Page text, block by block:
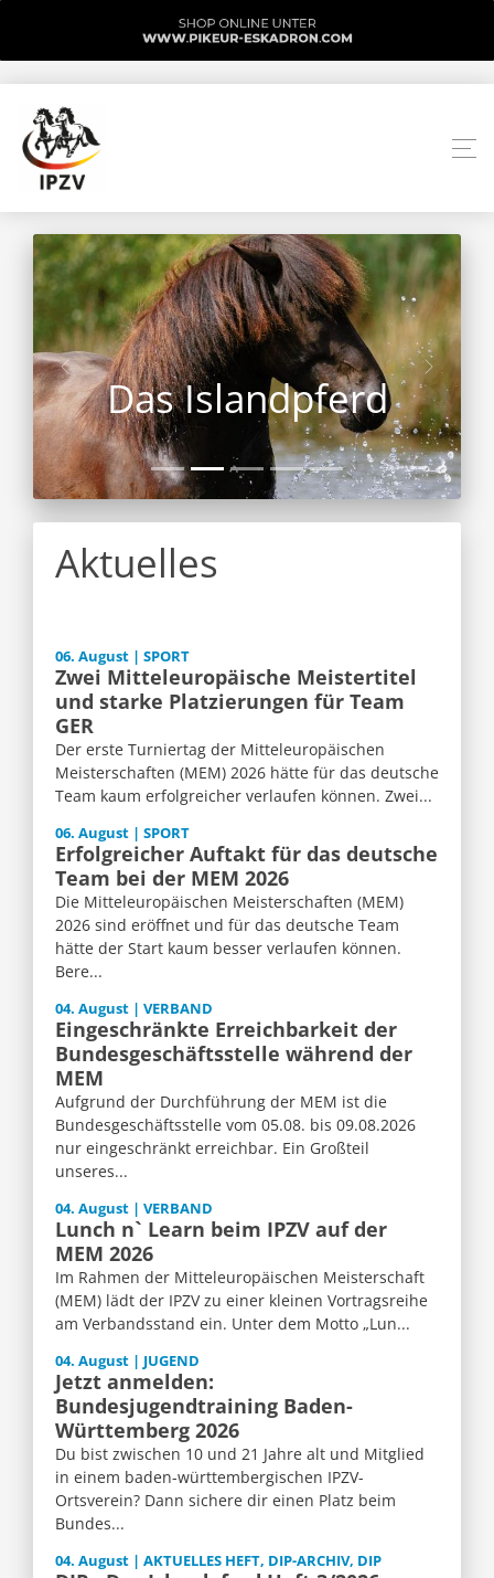
Das Islandpferd
Aktuelles
06. August | SPORT
Zwei Mitteleuropäische Meistertitel
und starke Platzierungen für Team
GER
Der erste Turniertag der Mitteleuropäischen
Meisterschaften (MEM) 2026 hätte für das deutsche
Team kaum erfolgreicher verlaufen können. Zwei...
06. August | SPORT
Erfolgreicher Auftakt für das deutsche
Team bei der MEM 2026
Die Mitteleuropäischen Meisterschaften (MEM)
2026 sind eröffnet und für das deutsche Team
hätte der Start kaum besser verlaufen können.
Bere...
04. August | VERBAND
Eingeschränkte Erreichbarkeit der
Bundesgeschäftsstelle während der
MEM
Aufgrund der Durchführung der MEM ist die
Bundesgeschäftsstelle vom 05.08. bis 09.08.2026
nur eingeschränkt erreichbar. Ein Großteil
unseres...
04. August | VERBAND
Lunch n` Learn beim IPZV auf der
MEM 2026
Im Rahmen der Mitteleuropäischen Meisterschaft
(MEM) lädt der IPZV zu einer kleinen Vortragsreihe
am Verbandsstand ein. Unter dem Motto „Lun...
04. August | JUGEND
Jetzt anmelden:
Bundesjugendtraining Baden-
Württemberg 2026
Du bist zwischen 10 und 21 Jahre alt und Mitglied
in einem baden-württembergischen IPZV-
Ortsverein? Dann sichere dir einen Platz beim
Bundes...
04. August | AKTUELLES HEFT, DIP-ARCHIV, DIP